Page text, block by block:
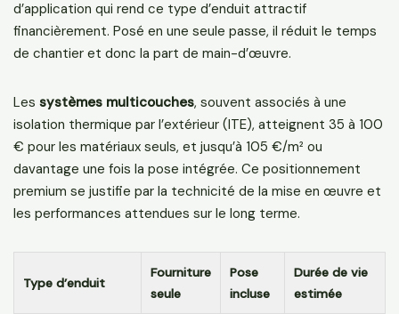
d’application qui rend ce type d’enduit attractif
financièrement. Posé en une seule passe, il réduit le temps
de chantier et donc la part de main-d’œuvre.
Les systèmes multicouches, souvent associés à une
isolation thermique par l’extérieur (ITE), atteignent 35 à 100
€ pour les matériaux seuls, et jusqu’à 105 €/m² ou
davantage une fois la pose intégrée. Ce positionnement
premium se justifie par la technicité de la mise en œuvre et
les performances attendues sur le long terme.
Type d’enduit
Fourniture
seule
Pose
incluse
Durée de vie
estimée